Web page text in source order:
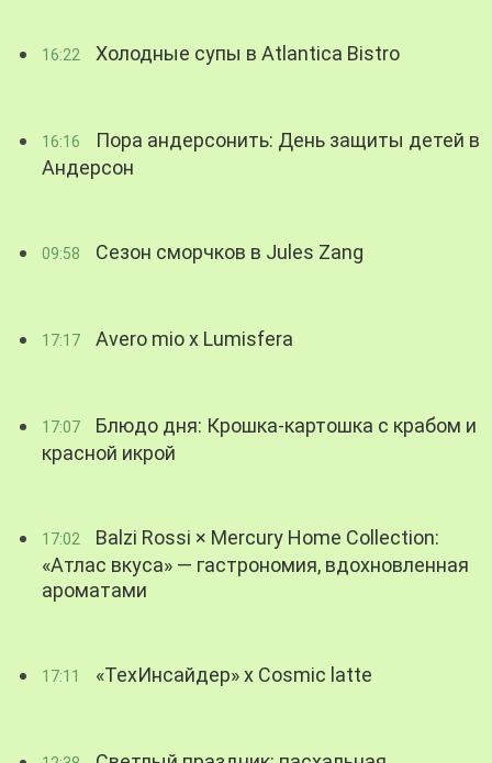
16:22 Холодные супы в Atlantica Bistro
16:16
Пора андерсонить: День защиты детей в
Андерсон
09:58 Сезон сморчков в Jules Zang
17:17 Avero mio x Lumisfera
17:07
Блюдо дня: Крошка-картошка с крабом и
красной икрой
17:02
Balzi Rossi × Mercury Home Collection:
«Атлас вкуса» — гастрономия, вдохновленная
ароматами
17:11 «ТехИнсайдер» х Cosmic latte